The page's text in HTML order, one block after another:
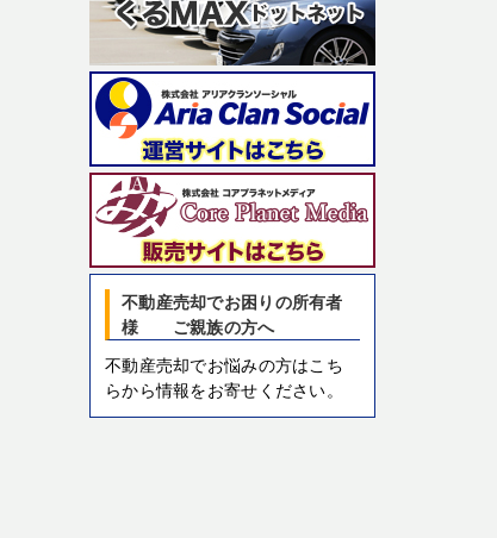
不動産売却でお困りの所有者
様 ご親族の方へ
不動産売却でお悩みの方はこち
らから情報をお寄せください。